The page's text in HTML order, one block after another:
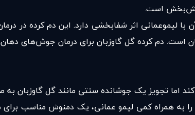
است.
با لیموعمانی اثر شفابخشی دارد. این دم کرده در
است. دم کرده گل گاوزبان برای درمان جوش‌های
اما تجویز یک جوشانده سنتی مانند گل گاوزبان
به همراه کمی لیمو عمانی، یک دمنوش مناسب